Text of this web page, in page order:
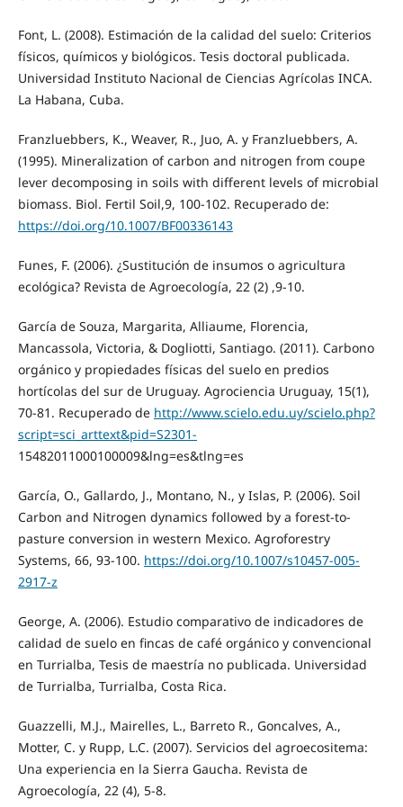
Font, L. (2008). Estimación de la calidad del suelo: Criterios
físicos, químicos y biológicos. Tesis doctoral publicada.
Universidad Instituto Nacional de Ciencias Agrícolas INCA.
La Habana, Cuba.
Franzluebbers, K., Weaver, R., Juo, A. y Franzluebbers, A.
(1995). Mineralization of carbon and nitrogen from coupe
lever decomposing in soils with different levels of microbial
biomass. Biol. Fertil Soil,9, 100-102. Recuperado de:
https://doi.org/10.1007/BF00336143
Funes, F. (2006). ¿Sustitución de insumos o agricultura
ecológica? Revista de Agroecología, 22 (2) ,9-10.
García de Souza, Margarita, Alliaume, Florencia,
Mancassola, Victoria, & Dogliotti, Santiago. (2011). Carbono
orgánico y propiedades físicas del suelo en predios
hortícolas del sur de Uruguay. Agrociencia Uruguay, 15(1),
70-81. Recuperado de http://www.scielo.edu.uy/scielo.php?
script=sci_arttext&pid=S2301-
15482011000100009&lng=es&tlng=es
García, O., Gallardo, J., Montano, N., y Islas, P. (2006). Soil
Carbon and Nitrogen dynamics followed by a forest-to-
pasture conversion in western Mexico. Agroforestry
Systems, 66, 93-100. https://doi.org/10.1007/s10457-005-
2917-z
George, A. (2006). Estudio comparativo de indicadores de
calidad de suelo en fincas de café orgánico y convencional
en Turrialba, Tesis de maestría no publicada. Universidad
de Turrialba, Turrialba, Costa Rica.
Guazzelli, M.J., Mairelles, L., Barreto R., Goncalves, A.,
Motter, C. y Rupp, L.C. (2007). Servicios del agroecositema:
Una experiencia en la Sierra Gaucha. Revista de
Agroecología, 22 (4), 5-8.